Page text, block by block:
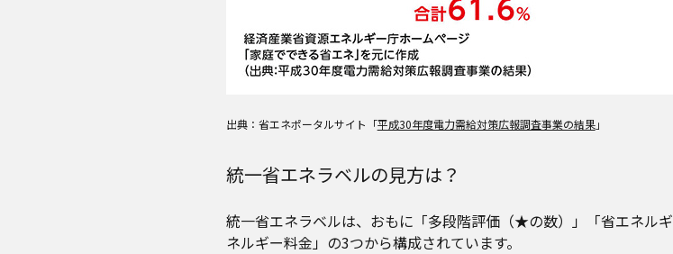
出典：省エネポータルサイト「平成30年度電力需給対策広報調査事業の結果」
統一省エネラベルの見方は？
統一省エネラベルは、おもに「多段階評価（★の数）」「省エネル
ネルギー料金」の3つから構成されています。